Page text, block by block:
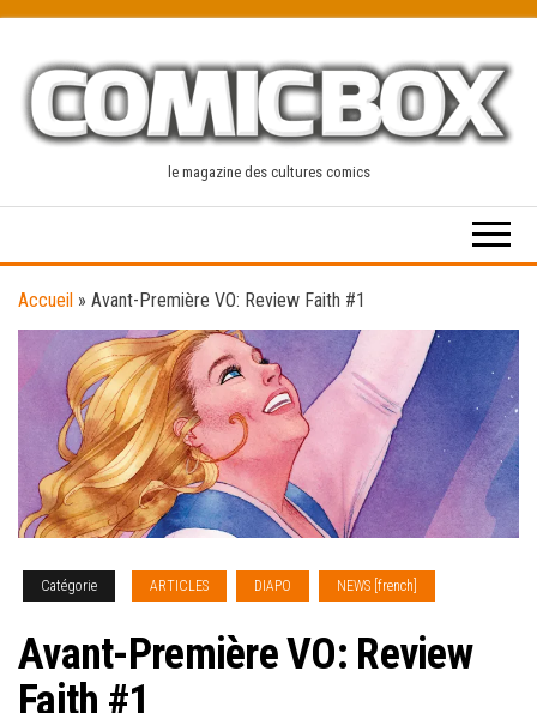
content
le magazine des cultures comics
Accueil » Avant-Première VO: Review Faith #1
Catégorie ARTICLES DIAPO NEWS [french]
Avant-Première VO: Review
Faith #1